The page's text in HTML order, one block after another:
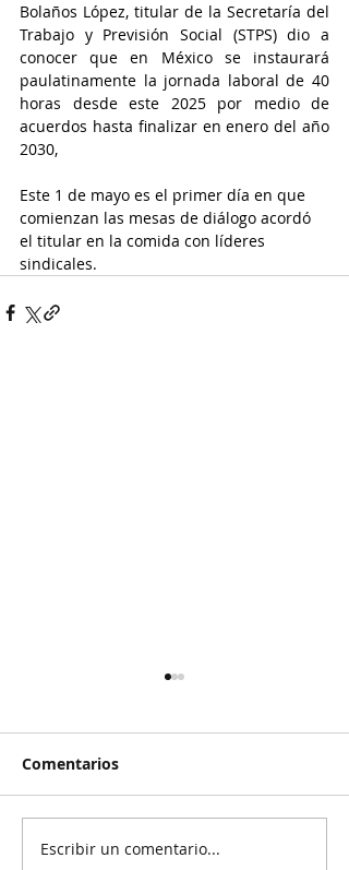
Bolaños López, titular de la Secretaría del
Trabajo y Previsión Social (STPS) dio a
conocer que en México se instaurará
paulatinamente la jornada laboral de 40
horas desde este 2025 por medio de
acuerdos hasta finalizar en enero del año
2030,
Este 1 de mayo es el primer día en que
comienzan las mesas de diálogo acordó
el titular en la comida con líderes
sindicales.
Rechazan propuesta de
Comentarios
Escribir un comentario...